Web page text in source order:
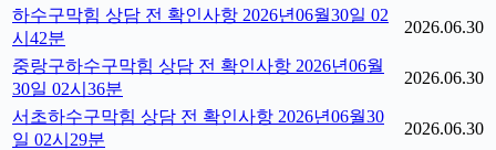
하수구막힘 상담 전 확인사항 2026년06월30일 02
시42분
2026.06.30
중랑구하수구막힘 상담 전 확인사항 2026년06월
30일 02시36분
2026.06.30
서초하수구막힘 상담 전 확인사항 2026년06월30
일 02시29분
2026.06.30